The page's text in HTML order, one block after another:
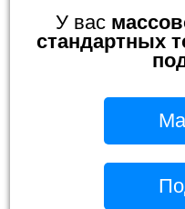
У вас
стандартных